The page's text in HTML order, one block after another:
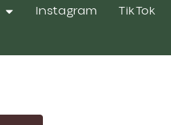
Instagram
TikTok